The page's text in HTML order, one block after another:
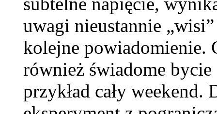
uwagi nieustannie
kolejne powiadomienie.
również świadome
przykład cały